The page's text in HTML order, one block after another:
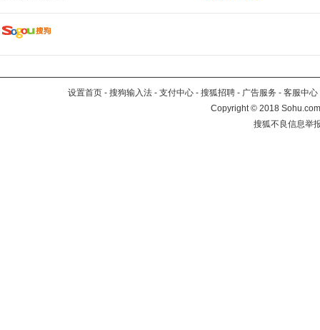
设置首页 - 搜狗输入法 - 支付中心 - 搜狐招聘 - 广告服务 - 客服中心
Copyright©2018
搜狐不良信息举